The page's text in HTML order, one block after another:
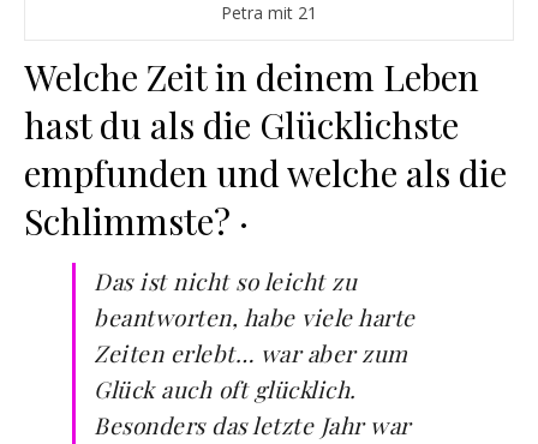
Petra mit 21
Welche Zeit in deinem Leben
hast du als die Glücklichste
empfunden und welche als die
Schlimmste? ·
Das ist nicht so leicht zu
beantworten, habe viele harte
Zeiten erlebt… war aber zum
Glück auch oft glücklich.
Besonders das letzte Jahr war